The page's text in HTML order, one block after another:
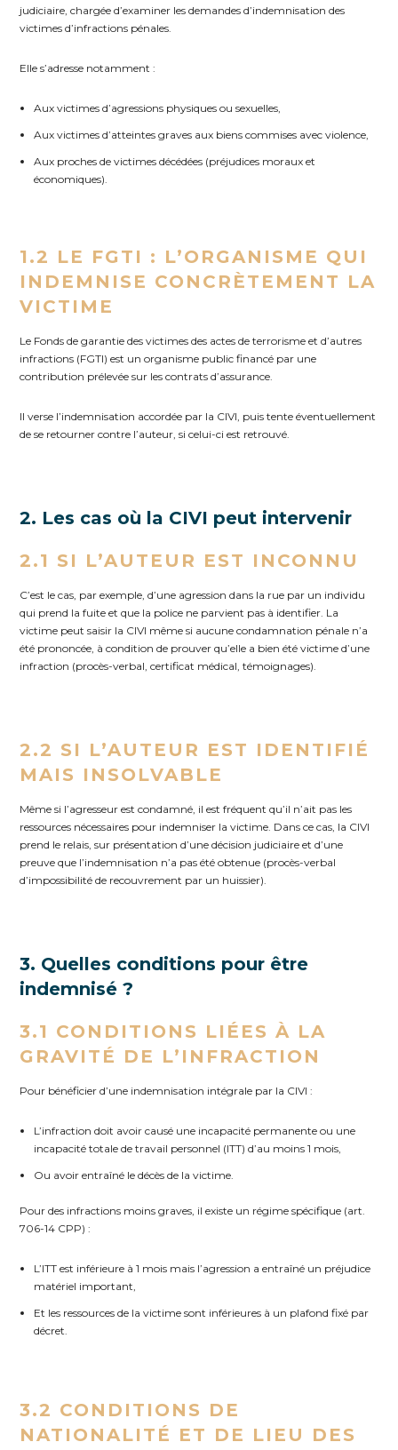
judiciaire, chargée d’examiner les demandes d’indemnisation des
victimes d’infractions pénales.
Elle s’adresse notamment :
Aux victimes d’agressions physiques ou sexuelles,
Aux victimes d’atteintes graves aux biens commises avec violence,
Aux proches de victimes décédées (préjudices moraux et
économiques).
1.2 LE FGTI : L’ORGANISME QUI
INDEMNISE CONCRÈTEMENT LA
VICTIME
Le Fonds de garantie des victimes des actes de terrorisme et d’autres
infractions (FGTI) est un organisme public financé par une
contribution prélevée sur les contrats d’assurance.
Il verse l’indemnisation accordée par la CIVI, puis tente éventuellement
de se retourner contre l’auteur, si celui-ci est retrouvé.
2. Les cas où la CIVI peut intervenir
2.1 SI L’AUTEUR EST INCONNU
C’est le cas, par exemple, d’une agression dans la rue par un individu
qui prend la fuite et que la police ne parvient pas à identifier. La
victime peut saisir la CIVI même si aucune condamnation pénale n’a
été prononcée, à condition de prouver qu’elle a bien été victime d’une
infraction (procès-verbal, certificat médical, témoignages).
2.2 SI L’AUTEUR EST IDENTIFIÉ
MAIS INSOLVABLE
Même si l’agresseur est condamné, il est fréquent qu’il n’ait pas les
ressources nécessaires pour indemniser la victime. Dans ce cas, la CIVI
prend le relais, sur présentation d’une décision judiciaire et d’une
preuve que l’indemnisation n’a pas été obtenue (procès-verbal
d’impossibilité de recouvrement par un huissier).
3. Quelles conditions pour être
indemnisé ?
3.1 CONDITIONS LIÉES À LA
GRAVITÉ DE L’INFRACTION
Pour bénéficier d’une indemnisation intégrale par la CIVI :
L’infraction doit avoir causé une incapacité permanente ou une
incapacité totale de travail personnel (ITT) d’au moins 1 mois,
Ou avoir entraîné le décès de la victime.
Pour des infractions moins graves, il existe un régime spécifique (art.
706-14 CPP) :
L’ITT est inférieure à 1 mois mais l’agression a entraîné un préjudice
matériel important,
Et les ressources de la victime sont inférieures à un plafond fixé par
décret.
3.2 CONDITIONS DE
NATIONALITÉ ET DE LIEU DES